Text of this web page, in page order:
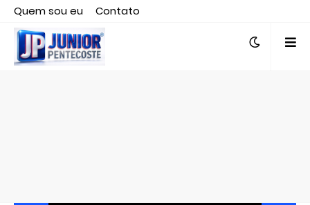
Quem sou eu
Contato
Editor responsável, jornalista Clovis Almeida.